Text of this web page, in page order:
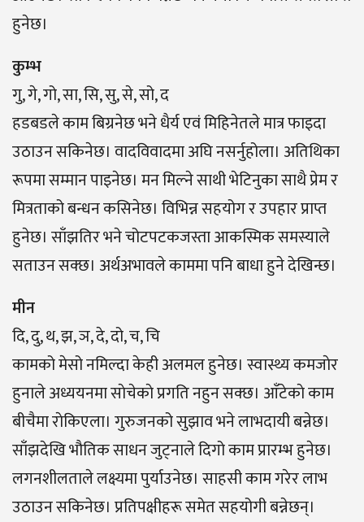
हुनेछ।
कुम्भ
गु, गे, गो, सा, सि, सु, से, सो, द
हडबडले काम बिग्रनेछ भने धैर्य एवं मिहिनेतले मात्र फाइदा
उठाउन सकिनेछ। वादविवादमा अघि नसर्नुहोला। अतिथिका
रूपमा सम्मान पाइनेछ। मन मिल्ने साथी भेटिनुका साथै प्रेम र
मित्रताको बन्धन कसिनेछ। विभिन्न सहयोग र उपहार प्राप्त
हुनेछ। साँझतिर भने चोटपटकजस्ता आकस्मिक समस्याले
सताउन सक्छ। अर्थअभावले काममा पनि बाधा हुने देखिन्छ।
मीन
दि, दु, थ, झ, ञ, दे, दो, च, चि
कामको मेसो नमिल्दा केही अलमल हुनेछ। स्वास्थ्य कमजाेर
हुनाले अध्ययनमा साेचेकाे प्रगति नहुन सक्छ। आँटेकाे काम
बीचैमा राेकिएला। गुरुजनको सुझाव भने लाभदायी बन्नेछ।
साँझदेखि भौतिक साधन जुट्नाले दिगो काम प्रारम्भ हुनेछ।
लगनशीलताले लक्ष्यमा पुर्याउनेछ। साहसी काम गरेर लाभ
उठाउन सकिनेछ। प्रतिपक्षीहरू समेत सहयोगी बन्नेछन्।